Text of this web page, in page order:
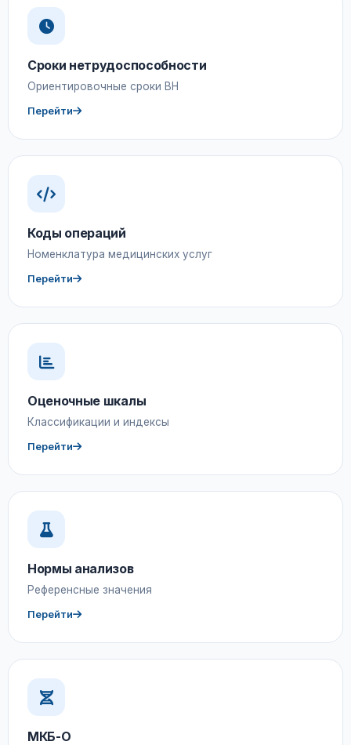
Сроки нетрудоспособности
Ориентировочные сроки ВН
Перейти
Коды операций
Номенклатура медицинских услуг
Перейти
Оценочные шкалы
Классификации и индексы
Перейти
Нормы анализов
Референсные значения
Перейти
МКБ-О